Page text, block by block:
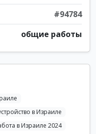
#94784
общие работы
в Израиле
в Израиле 2024